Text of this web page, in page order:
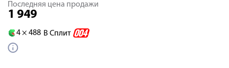
Последняя цена продажи
1 949
4 × 488 В Сплит